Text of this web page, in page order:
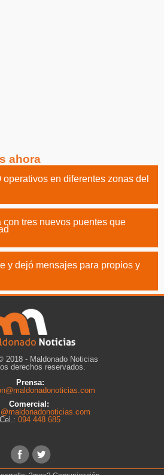
ahora
en diferentes zonas del
con tres nuevos puentes que
y dejó mensajes para propios y
2018 - Maldonado Noticias
derechos reservados.
Prensa:
Comercial:
Cel.: 094 448 685